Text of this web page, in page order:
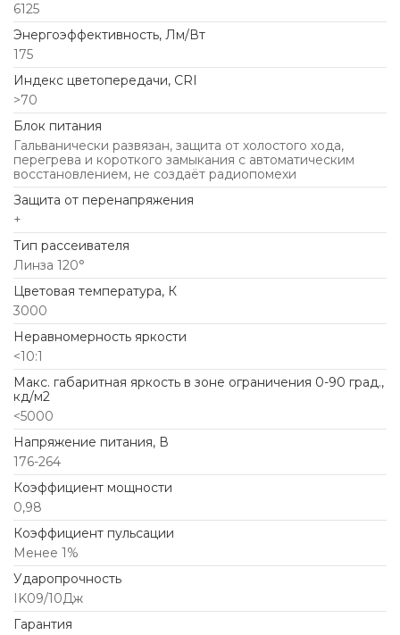
6125
Энергоэффективность, Лм/Вт
175
Индекс цветопередачи, CRI
>70
Блок питания
Гальванически развязан, защита от холостого хода,
перегрева и короткого замыкания с автоматическим
восстановлением, не создаёт радиопомехи
Защита от перенапряжения
+
Тип рассеивателя
Линза 120°
Цветовая температура, К
3000
Неравномерность яркости
<10:1
Макс. габаритная яркость в зоне ограничения 0-90 град.,
кд/м2
<5000
Напряжение питания, В
176-264
Коэффициент мощности
0,98
Коэффициент пульсации
Менее 1%
Ударопрочность
IK09/10Дж
Гарантия